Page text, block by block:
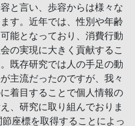
と言い、歩容からは様々な
す。近年では、性別や年齢
能となっており、消費行動
の実現に大きく貢献するこ
既存研究では人の手足の動
主流だったのですが、我々
着目することで個人情報の
、研究に取り組んでおりま
座標を取得することによっ